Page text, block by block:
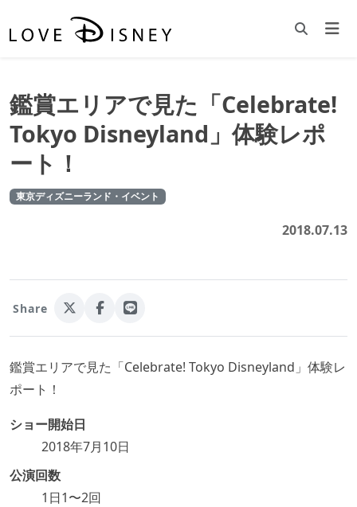
鑑賞エリアで見た「Celebrate!
Tokyo Disneyland」体験レポ
ート！
東京ディズニーランド・イベント
2018.07.13
Share
鑑賞エリアで見た「Celebrate! Tokyo Disneyland」体験レ
ポート！
ショー開始日
2018年7月10日
公演回数
1日1〜2回